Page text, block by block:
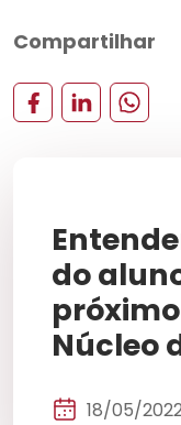
Compartilhar
do
Núcleo
18/05/